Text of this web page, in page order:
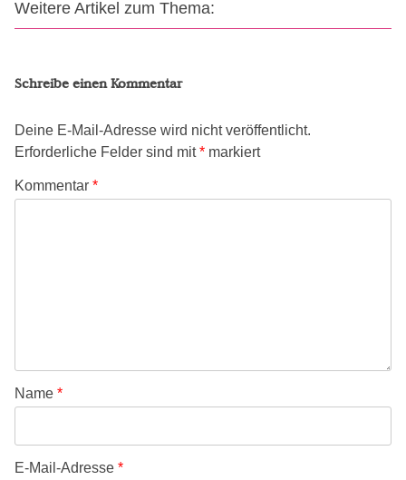
Weitere Artikel zum Thema:
Schreibe einen Kommentar
Deine E-Mail-Adresse wird nicht veröffentlicht.
Erforderliche Felder sind mit* markiert
Kommentar *
Name *
E-Mail-Adresse *